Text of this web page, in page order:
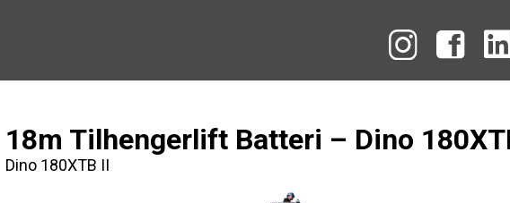
Instagram
18m Tilhengerlift Batteri – Dino
Dino 180XTB II